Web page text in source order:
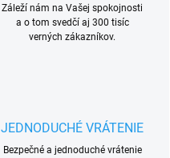
Záleží nám na Vašej spokojnosti
a o tom svedčí aj 300 tisíc
verných zákazníkov.
JEDNODUCHÉ VRÁTENIE
Bezpečné a jednoduché vrátenie